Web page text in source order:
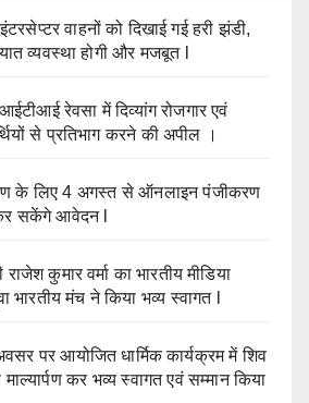
वाहनों को दिखाई गई हरी झंडी,
व्यवस्था होगी और मजबूत l
रेवसा में दिव्यांग रोजगार एवं
से प्रतिभाग करने की अपील ।
के लिए 4 अगस्त से ऑनलाइन पंजीकरण
सकेंगे आवेदन l
कुमार वर्मा का भारतीय मीडिया
मंच ने किया भव्य स्वागत l
पर आयोजित धार्मिक कार्यक्रम में शिव
कर भव्य स्वागत एवं सम्मान किया